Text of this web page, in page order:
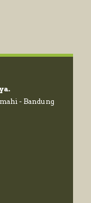
- Bandung